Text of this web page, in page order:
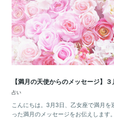
【満月の天使からのメッセージ】
占い
こんにちは。3月3日、乙女座で満月
った満月のメッセージをお伝えします